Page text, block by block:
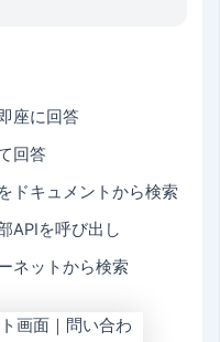
座に回答
回答
ドキュメントから検索
APIを呼び出し
ネットから検索